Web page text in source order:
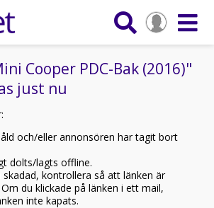
Cooper PDC-Bak (2016)"
just nu
och/eller annonsören har tagit bort
dolts/lagts offline.
skadad, kontrollera så att länken är
du klickade på länken i ett mail,
inte kapats.